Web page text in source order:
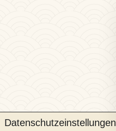
Datenschutzeinstellungen